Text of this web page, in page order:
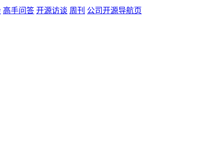
高手问答 开源访谈 周刊 公司开源导航页